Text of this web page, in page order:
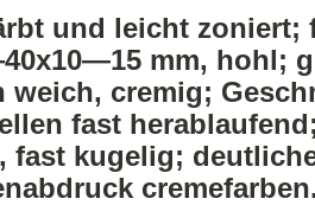
und leicht
mm, hohl;
weich, cremig;
fast
kugelig;